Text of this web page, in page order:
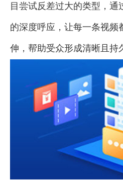
目尝试反差过大的类型，通
的深度呼应，让每一条视频
伸，帮助受众形成清晰且持